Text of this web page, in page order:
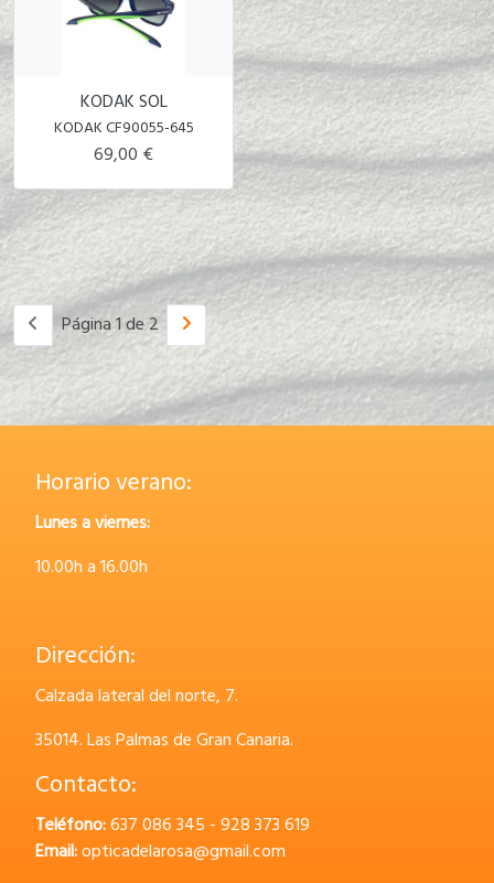
KODAK SOL
KODAK CF90055-645
69,00 €
Página 1 de 2
Horario verano:
Lunes a viernes:
10.00h a 16.00h
Dirección:
Calzada lateral del norte, 7.
35014.Las Palmas de Gran Canaria.
Contacto:
Teléfono:637 086 345 - 928 373 619
Email:opticadelarosa@gmail.com